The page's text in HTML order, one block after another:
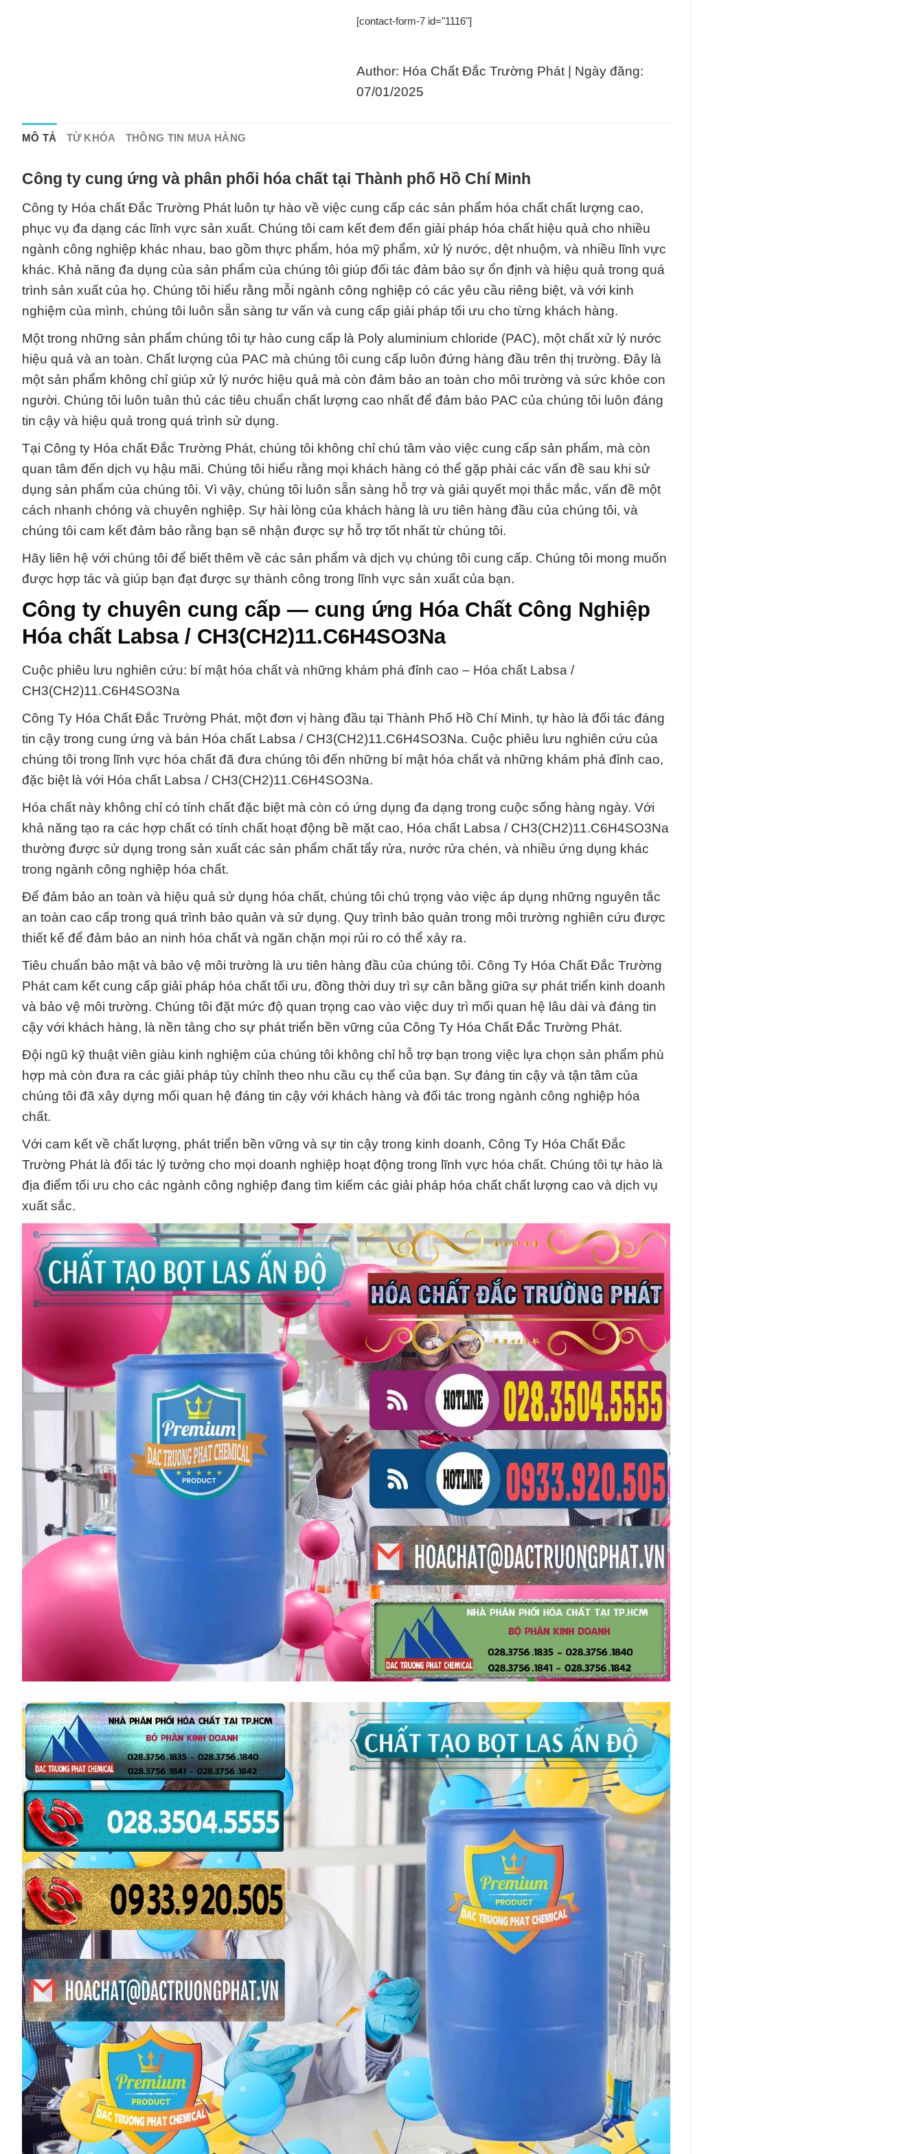
[contact-form-7 id="1116"]
Author: Hóa Chất Đắc Trường Phát | Ngày đăng:
07/01/2025
MÔ TẢ TỪ KHÓA THÔNG TIN MUA HÀNG
Công ty cung ứng và phân phối hóa chất tại Thành phố Hồ Chí Minh
Công ty Hóa chất Đắc Trường Phát luôn tự hào về việc cung cấp các sản phẩm hóa chất chất lượng cao,
phục vụ đa dạng các lĩnh vực sản xuất. Chúng tôi cam kết đem đến giải pháp hóa chất hiệu quả cho nhiều
ngành công nghiệp khác nhau, bao gồm thực phẩm, hóa mỹ phẩm, xử lý nước, dệt nhuộm, và nhiều lĩnh vực
khác. Khả năng đa dụng của sản phẩm của chúng tôi giúp đối tác đảm bảo sự ổn định và hiệu quả trong quá
trình sản xuất của họ. Chúng tôi hiểu rằng mỗi ngành công nghiệp có các yêu cầu riêng biệt, và với kinh
nghiệm của mình, chúng tôi luôn sẵn sàng tư vấn và cung cấp giải pháp tối ưu cho từng khách hàng.
Một trong những sản phẩm chúng tôi tự hào cung cấp là Poly aluminium chloride (PAC), một chất xử lý nước
hiệu quả và an toàn. Chất lượng của PAC mà chúng tôi cung cấp luôn đứng hàng đầu trên thị trường. Đây là
một sản phẩm không chỉ giúp xử lý nước hiệu quả mà còn đảm bảo an toàn cho môi trường và sức khỏe con
người. Chúng tôi luôn tuân thủ các tiêu chuẩn chất lượng cao nhất để đảm bảo PAC của chúng tôi luôn đáng
tin cậy và hiệu quả trong quá trình sử dụng.
Tại Công ty Hóa chất Đắc Trường Phát, chúng tôi không chỉ chú tâm vào việc cung cấp sản phẩm, mà còn
quan tâm đến dịch vụ hậu mãi. Chúng tôi hiểu rằng mọi khách hàng có thể gặp phải các vấn đề sau khi sử
dụng sản phẩm của chúng tôi. Vì vậy, chúng tôi luôn sẵn sàng hỗ trợ và giải quyết mọi thắc mắc, vấn đề một
cách nhanh chóng và chuyên nghiệp. Sự hài lòng của khách hàng là ưu tiên hàng đầu của chúng tôi, và
chúng tôi cam kết đảm bảo rằng bạn sẽ nhận được sự hỗ trợ tốt nhất từ chúng tôi.
Hãy liên hệ với chúng tôi để biết thêm về các sản phẩm và dịch vụ chúng tôi cung cấp. Chúng tôi mong muốn
được hợp tác và giúp bạn đạt được sự thành công trong lĩnh vực sản xuất của bạn.
Công ty chuyên cung cấp — cung ứng Hóa Chất Công Nghiệp
Hóa chất Labsa / CH3(CH2)11.C6H4SO3Na
Cuộc phiêu lưu nghiên cứu: bí mật hóa chất và những khám phá đỉnh cao – Hóa chất Labsa /
CH3(CH2)11.C6H4SO3Na
Công Ty Hóa Chất Đắc Trường Phát, một đơn vị hàng đầu tại Thành Phố Hồ Chí Minh, tự hào là đối tác đáng
tin cậy trong cung ứng và bán Hóa chất Labsa / CH3(CH2)11.C6H4SO3Na. Cuộc phiêu lưu nghiên cứu của
chúng tôi trong lĩnh vực hóa chất đã đưa chúng tôi đến những bí mật hóa chất và những khám phá đỉnh cao,
đặc biệt là với Hóa chất Labsa / CH3(CH2)11.C6H4SO3Na.
Hóa chất này không chỉ có tính chất đặc biệt mà còn có ứng dụng đa dạng trong cuộc sống hàng ngày. Với
khả năng tạo ra các hợp chất có tính chất hoạt động bề mặt cao, Hóa chất Labsa / CH3(CH2)11.C6H4SO3Na
thường được sử dụng trong sản xuất các sản phẩm chất tẩy rửa, nước rửa chén, và nhiều ứng dụng khác
trong ngành công nghiệp hóa chất.
Để đảm bảo an toàn và hiệu quả sử dụng hóa chất, chúng tôi chú trọng vào việc áp dụng những nguyên tắc
an toàn cao cấp trong quá trình bảo quản và sử dụng. Quy trình bảo quản trong môi trường nghiên cứu được
thiết kế để đảm bảo an ninh hóa chất và ngăn chặn mọi rủi ro có thể xảy ra.
Tiêu chuẩn bảo mật và bảo vệ môi trường là ưu tiên hàng đầu của chúng tôi. Công Ty Hóa Chất Đắc Trường
Phát cam kết cung cấp giải pháp hóa chất tối ưu, đồng thời duy trì sự cân bằng giữa sự phát triển kinh doanh
và bảo vệ môi trường. Chúng tôi đặt mức độ quan trọng cao vào việc duy trì mối quan hệ lâu dài và đáng tin
cậy với khách hàng, là nền tảng cho sự phát triển bền vững của Công Ty Hóa Chất Đắc Trường Phát.
Đội ngũ kỹ thuật viên giàu kinh nghiệm của chúng tôi không chỉ hỗ trợ bạn trong việc lựa chọn sản phẩm phù
hợp mà còn đưa ra các giải pháp tùy chỉnh theo nhu cầu cụ thể của bạn. Sự đáng tin cậy và tận tâm của
chúng tôi đã xây dựng mối quan hệ đáng tin cậy với khách hàng và đối tác trong ngành công nghiệp hóa
chất.
Với cam kết về chất lượng, phát triển bền vững và sự tin cậy trong kinh doanh, Công Ty Hóa Chất Đắc
Trường Phát là đối tác lý tưởng cho mọi doanh nghiệp hoạt động trong lĩnh vực hóa chất. Chúng tôi tự hào là
địa điểm tối ưu cho các ngành công nghiệp đang tìm kiếm các giải pháp hóa chất chất lượng cao và dịch vụ
xuất sắc.